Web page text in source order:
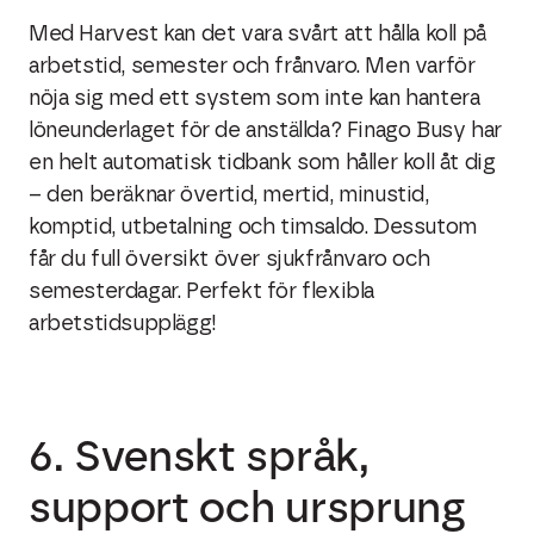
Med Harvest kan det vara svårt att hålla koll på
arbetstid, semester och frånvaro. Men varför
nöja sig med ett system som inte kan hantera
löneunderlaget för de anställda? Finago Busy har
en helt automatisk tidbank som håller koll åt dig
– den beräknar övertid, mertid, minustid,
komptid, utbetalning och timsaldo. Dessutom
får du full översikt över sjukfrånvaro och
semesterdagar. Perfekt för flexibla
arbetstidsupplägg!
6. Svenskt språk,
support och ursprung